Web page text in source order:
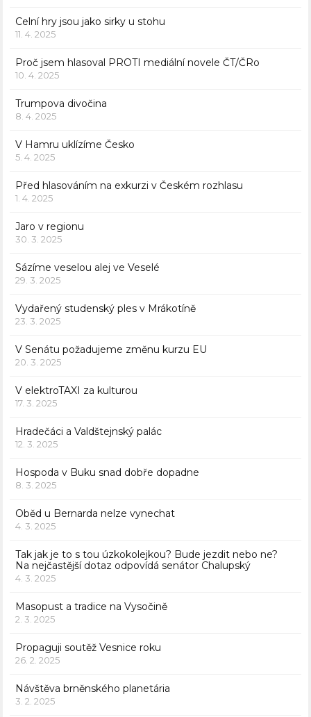
Celní hry jsou jako sirky u stohu
11. 4. 2025
Proč jsem hlasoval PROTI mediální novele ČT/ČRo
10. 4. 2025
Trumpova divočina
8. 4. 2025
V Hamru uklízíme Česko
5. 4. 2025
Před hlasováním na exkurzi v Českém rozhlasu
1. 4. 2025
Jaro v regionu
30. 3. 2025
Sázíme veselou alej ve Veselé
29. 3. 2025
Vydařený studenský ples v Mrákotíně
23. 3. 2025
V Senátu požadujeme změnu kurzu EU
20. 3. 2025
V elektroTAXI za kulturou
17. 3. 2025
Hradečáci a Valdštejnský palác
12. 3. 2025
Hospoda v Buku snad dobře dopadne
8. 3. 2025
Oběd u Bernarda nelze vynechat
4. 3. 2025
Tak jak je to s tou úzkokolejkou? Bude jezdit nebo ne?
Na nejčastější dotaz odpovídá senátor Chalupský
4. 3. 2025
Masopust a tradice na Vysočině
2. 3. 2025
Propaguji soutěž Vesnice roku
26. 2. 2025
Návštěva brněnského planetária
3. 2. 2025